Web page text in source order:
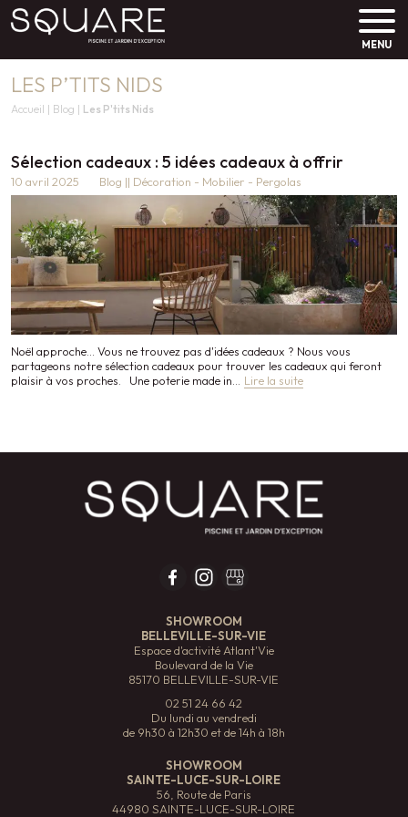
MENU
LES P’TITS NIDS
Accueil | Blog | Les P'tits Nids
Sélection cadeaux : 5 idées cadeaux à offrir
10 avril 2025 Blog || Décoration - Mobilier - Pergolas
Noël approche… Vous ne trouvez pas d'idées cadeaux ? Nous vous
partageons notre sélection cadeaux pour trouver les cadeaux qui feront
plaisir à vos proches. Une poterie made in…
Lire la suite
SHOWROOM
BELLEVILLE-SUR-VIE
Espace d'activité Atlant'Vie
Boulevard de la Vie
85170 BELLEVILLE-SUR-VIE
02 51 24 66 42
Du lundi au vendredi
de 9h30 à 12h30 et de 14h à 18h
SHOWROOM
SAINTE-LUCE-SUR-LOIRE
56, Route de Paris
44980 SAINTE-LUCE-SUR-LOIRE